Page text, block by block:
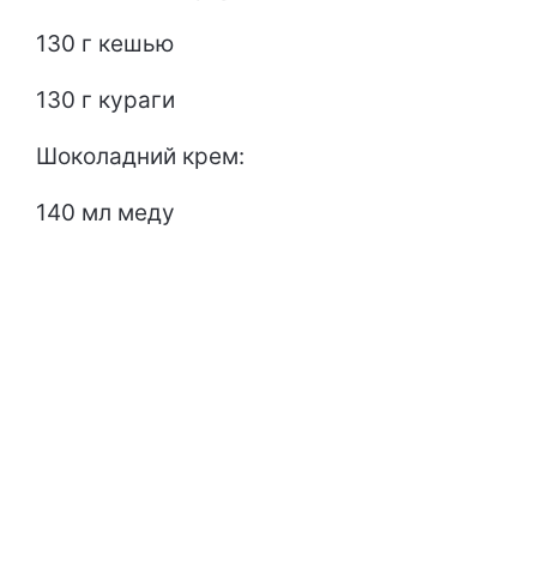
130 г кешью
130 г кураги
Шоколадний крем:
140 мл меду